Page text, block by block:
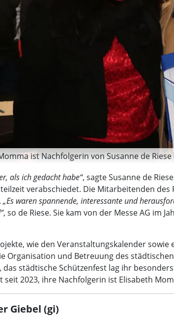
ist Nachfolgerin von Susanne de
als ich gedacht habe“, sagte Susanne de
verabschiedet. Die Mitarbeitenden
„Es waren spannende, interessante und
, so de Riese. Sie kam von der Messe AG im
wie den Veranstaltungskalender
Organisation und Betreuung des
städtische Schützenfest lag ihr
2023, ihre Nachfolgerin ist Elisabeth
Giebel (gi)